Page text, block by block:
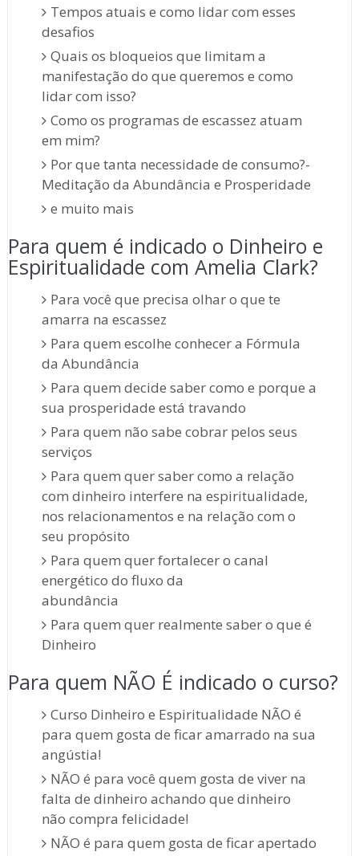
Tempos atuais e como lidar com esses
desafios
Quais os bloqueios que limitam a
manifestação do que queremos e como
lidar com isso?
Como os programas de escassez atuam
em mim?
Por que tanta necessidade de consumo?-
Meditação da Abundância e Prosperidade
e muito mais
Para quem é indicado o Dinheiro e
Espiritualidade com Amelia Clark?
Para você que precisa olhar o que te
amarra na escassez
Para quem escolhe conhecer a Fórmula
da Abundância
Para quem decide saber como e porque a
sua prosperidade está travando
Para quem não sabe cobrar pelos seus
serviços
Para quem quer saber como a relação
com dinheiro interfere na espiritualidade,
nos relacionamentos e na relação com o
seu propósito
Para quem quer fortalecer o canal
energético do fluxo da
abundância
Para quem quer realmente saber o que é
Dinheiro
Para quem NÃO É indicado o curso?
Curso Dinheiro e Espiritualidade NÃO é
para quem gosta de ficar amarrado na sua
angústia!
NÃO é para você quem gosta de viver na
falta de dinheiro achando que dinheiro
não compra felicidade!
NÃO é para quem gosta de ficar apertado